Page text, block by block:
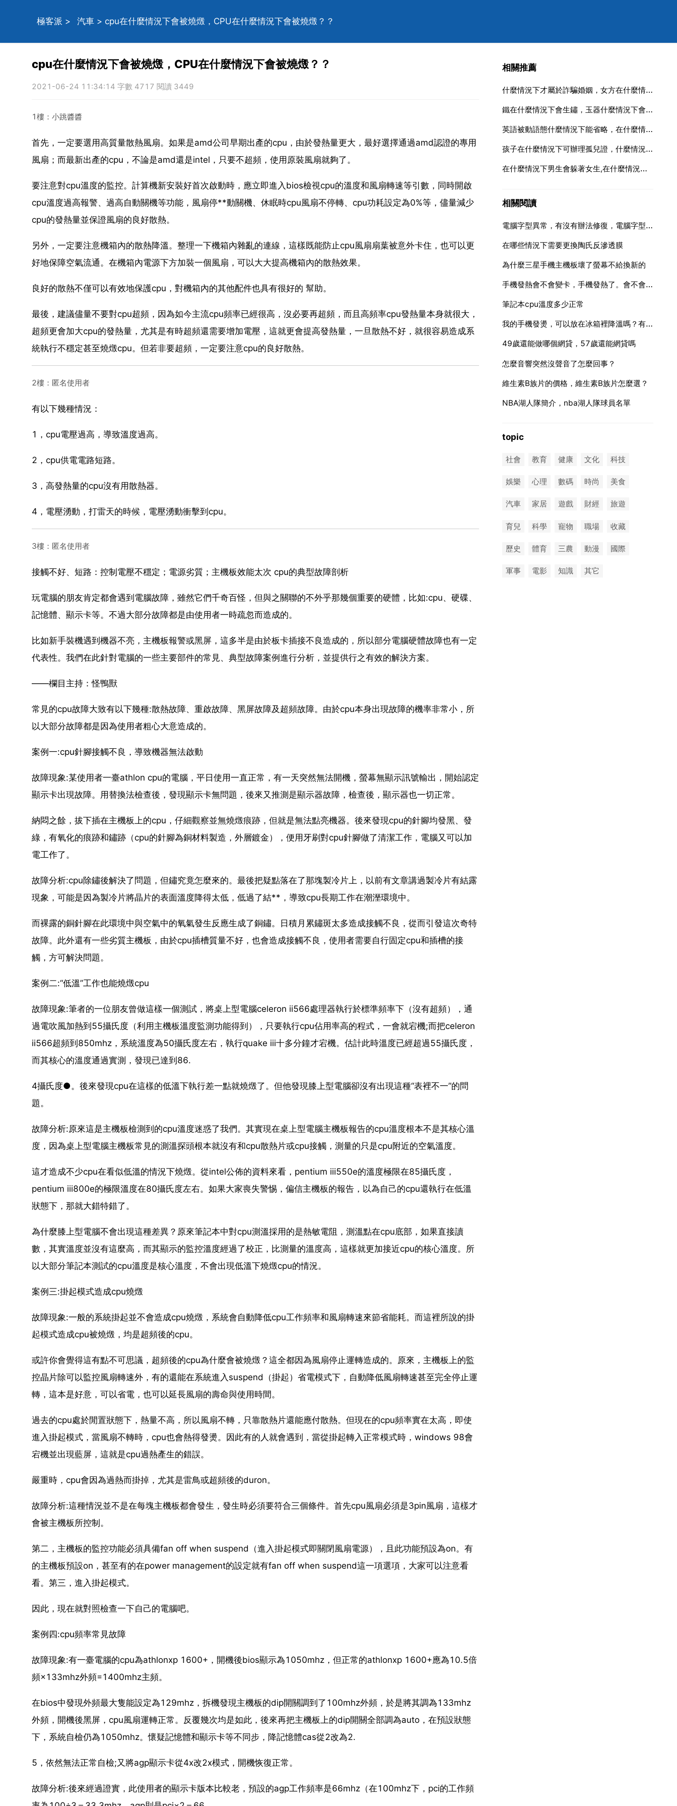
極客派 > 汽車 > cpu在什麼情況下會被燒燬，CPU在什麼情況下會被燒燬？？
cpu在什麼情況下會被燒燬，CPU在什麼情況下會被燒燬？？
2021-06-24 11:34:14 字數 4717 閱讀 3449
1樓：小跳醬醬
首先，一定要選用高質量散熱風扇。如果是amd公司早期出產的cpu，由於發熱量更大，最好選擇通過amd認證的專用
風扇；而最新出產的cpu，不論是amd還是intel，只要不超頻，使用原裝風扇就夠了。
要注意對cpu溫度的監控。計算機新安裝好首次啟動時，應立即進入bios檢視cpu的溫度和風扇轉速等引數，同時開啟
cpu溫度過高報警、過高自動關機等功能，風扇停**動關機、休眠時cpu風扇不停轉、cpu功耗設定為0%等，儘量減少
cpu的發熱量並保證風扇的良好散熱。
另外，一定要注意機箱內的散熱降溫。整理一下機箱內雜亂的連線，這樣既能防止cpu風扇扇葉被意外卡住，也可以更
好地保障空氣流通。在機箱內電源下方加裝一個風扇，可以大大提高機箱內的散熱效果。
良好的散熱不僅可以有效地保護cpu，對機箱內的其他配件也具有很好的 幫助。
最後，建議儘量不要對cpu超頻，因為如今主流cpu頻率已經很高，沒必要再超頻，而且高頻率cpu發熱量本身就很大，
超頻更會加大cpu的發熱量，尤其是有時超頻還需要增加電壓，這就更會提高發熱量，一旦散熱不好，就很容易造成系
統執行不穩定甚至燒燬cpu。但若非要超頻，一定要注意cpu的良好散熱。
2樓：匿名使用者
有以下幾種情況：
1，cpu電壓過高，導致溫度過高。
2，cpu供電電路短路。
3，高發熱量的cpu沒有用散熱器。
4，電壓湧動，打雷天的時候，電壓湧動衝擊到cpu。
3樓：匿名使用者
接觸不好、短路：控制電壓不穩定；電源劣質；主機板效能太次 cpu的典型故障剖析
玩電腦的朋友肯定都會遇到電腦故障，雖然它們千奇百怪，但與之關聯的不外乎那幾個重要的硬體，比如:cpu、硬碟、
記憶體、顯示卡等。不過大部分故障都是由使用者一時疏忽而造成的。
比如新手裝機遇到機器不亮，主機板報警或黑屏，這多半是由於板卡插接不良造成的，所以部分電腦硬體故障也有一定
代表性。我們在此針對電腦的一些主要部件的常見、典型故障案例進行分析，並提供行之有效的解決方案。
——欄目主持：怪鴨獸
常見的cpu故障大致有以下幾種:散熱故障、重啟故障、黑屏故障及超頻故障。由於cpu本身出現故障的機率非常小，所
以大部分故障都是因為使用者粗心大意造成的。
案例一:cpu針腳接觸不良，導致機器無法啟動
故障現象:某使用者一臺athlon cpu的電腦，平日使用一直正常，有一天突然無法開機，螢幕無顯示訊號輸出，開始認定
顯示卡出現故障。用替換法檢查後，發現顯示卡無問題，後來又推測是顯示器故障，檢查後，顯示器也一切正常。
納悶之餘，拔下插在主機板上的cpu，仔細觀察並無燒燬痕跡，但就是無法點亮機器。後來發現cpu的針腳均發黑、發
綠，有氧化的痕跡和鏽跡（cpu的針腳為銅材料製造，外層鍍金），便用牙刷對cpu針腳做了清潔工作，電腦又可以加
電工作了。
故障分析:cpu除鏽後解決了問題，但鏽究竟怎麼來的。最後把疑點落在了那塊製冷片上，以前有文章講過製冷片有結露
現象，可能是因為製冷片將晶片的表面溫度降得太低，低過了結**，導致cpu長期工作在潮溼環境中。
而裸露的銅針腳在此環境中與空氣中的氧氣發生反應生成了銅鏽。日積月累鏽斑太多造成接觸不良，從而引發這次奇特
故障。此外還有一些劣質主機板，由於cpu插槽質量不好，也會造成接觸不良，使用者需要自行固定cpu和插槽的接
觸，方可解決問題。
案例二:“低溫”工作也能燒燬cpu
故障現象:筆者的一位朋友曾做這樣一個測試，將桌上型電腦celeron ⅱ566處理器執行於標準頻率下（沒有超頻），通
過電吹風加熱到55攝氏度（利用主機板溫度監測功能得到），只要執行cpu佔用率高的程式，一會就宕機;而把celeron
ⅱ566超頻到850mhz，系統溫度為50攝氏度左右，執行quake iii十多分鐘才宕機。估計此時溫度已經超過55攝氏度，
而其核心的溫度通過實測，發現已達到86.
4攝氏度●。後來發現cpu在這樣的低溫下執行差一點就燒燬了。但他發現膝上型電腦卻沒有出現這種“表裡不一”的問
題。
故障分析:原來這是主機板檢測到的cpu溫度迷惑了我們。其實現在桌上型電腦主機板報告的cpu溫度根本不是其核心溫
度，因為桌上型電腦主機板常見的測溫探頭根本就沒有和cpu散熱片或cpu接觸，測量的只是cpu附近的空氣溫度。
這才造成不少cpu在看似低溫的情況下燒燬。從intel公佈的資料來看，pentium ⅲ550e的溫度極限在85攝氏度，
pentium ⅲ800e的極限溫度在80攝氏度左右。如果大家喪失警惕，偏信主機板的報告，以為自己的cpu還執行在低溫
狀態下，那就大錯特錯了。
為什麼膝上型電腦不會出現這種差異？原來筆記本中對cpu測溫採用的是熱敏電阻，測溫點在cpu底部，如果直接讀
數，其實溫度並沒有這麼高，而其顯示的監控溫度經過了校正，比測量的溫度高，這樣就更加接近cpu的核心溫度。所
以大部分筆記本測試的cpu溫度是核心溫度，不會出現低溫下燒燬cpu的情況。
案例三:掛起模式造成cpu燒燬
故障現象:一般的系統掛起並不會造成cpu燒燬，系統會自動降低cpu工作頻率和風扇轉速來節省能耗。而這裡所說的掛
起模式造成cpu被燒燬，均是超頻後的cpu。
或許你會覺得這有點不可思議，超頻後的cpu為什麼會被燒燬？這全都因為風扇停止運轉造成的。原來，主機板上的監
控晶片除可以監控風扇轉速外，有的還能在系統進入suspend（掛起）省電模式下，自動降低風扇轉速甚至完全停止運
轉，這本是好意，可以省電，也可以延長風扇的壽命與使用時間。
過去的cpu處於閒置狀態下，熱量不高，所以風扇不轉，只靠散熱片還能應付散熱。但現在的cpu頻率實在太高，即使
進入掛起模式，當風扇不轉時，cpu也會熱得發燙。因此有的人就會遇到，當從掛起轉入正常模式時，windows 98會
宕機並出現藍屏，這就是cpu過熱產生的錯誤。
嚴重時，cpu會因為過熱而掛掉，尤其是雷鳥或超頻後的duron。
故障分析:這種情況並不是在每塊主機板都會發生，發生時必須要符合三個條件。首先cpu風扇必須是3pin風扇，這樣才
會被主機板所控制。
第二，主機板的監控功能必須具備fan off when suspend（進入掛起模式即關閉風扇電源），且此功能預設為on。有
的主機板預設on，甚至有的在power management的設定就有fan off when suspend這一項選項，大家可以注意看
看。第三，進入掛起模式。
因此，現在就對照檢查一下自己的電腦吧。
案例四:cpu頻率常見故障
故障現象:有一臺電腦的cpu為athlonxp 1600+，開機後bios顯示為1050mhz，但正常的athlonxp 1600+應為10.5倍
頻×133mhz外頻=1400mhz主頻。
在bios中發現外頻最大隻能設定為129mhz，拆機發現主機板的dip開關調到了100mhz外頻，於是將其調為133mhz
外頻，開機後黑屏，cpu風扇運轉正常。反覆幾次均是如此，後來再把主機板上的dip開關全部調為auto，在預設狀態
下，系統自檢仍為1050mhz。懷疑記憶體和顯示卡等不同步，降記憶體cas從2改為2.
5，依然無法正常自檢;又將agp顯示卡從4x改2x模式，開機恢復正常。
故障分析:後來經過證實，此使用者的顯示卡版本比較老，預設的agp工作頻率是66mhz（在100mhz下，pci的工作頻
相關推薦
什麼情況下才屬於詐騙婚姻，女方在什麼情況下屬於騙婚
鐵在什麼情況下會生鏽，玉器什麼情況下會生鏽 如何去鏽
英語被動語態什麼情況下能省略，在什麼情況下被動語態「be」動詞可省略？
孩子在什麼情況下可辦理孤兒證，什麼情況下孤兒可以享受國家補償
在什麼情況下男生會躲著女生,在什麼情況下男生會躲著一個女生
相關閱讀
電腦字型異常，有沒有辦法修復，電腦字型異常，有沒有辦法修復？
在哪些情況下需要更換陶氏反滲透膜
為什麼三星手機主機板壞了螢幕不給換新的
手機發熱會不會變卡，手機發熱了。會不會爆炸？
筆記本cpu溫度多少正常
我的手機發燙，可以放在冰箱裡降溫嗎？有沒有什麼對手機不好的
49歲還能做哪個網貸，57歲還能網貸嗎
怎麼音響突然沒聲音了怎麼回事？
維生素B族片的價格，維生素B族片怎麼選？
NBA湖人隊簡介，nba湖人隊球員名單
topic
社會 教育 健康 文化 科技
娛樂 心理 數碼 時尚 美食
汽車 家居 遊戲 財經 旅遊
育兒 科學 寵物 職場 收藏
歷史 體育 三農 動漫 國際
軍事 電影 知識 其它